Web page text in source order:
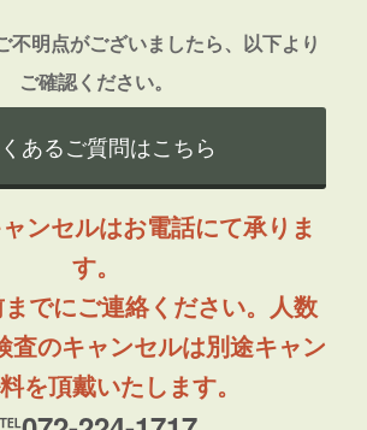
不明点がございましたら、以下より
ご確認ください。
あるご質問はこちら
ンセルはお電話にて承りま
す。
でにご連絡ください。人数
査のキャンセルは別途キャン
を頂戴いたします。